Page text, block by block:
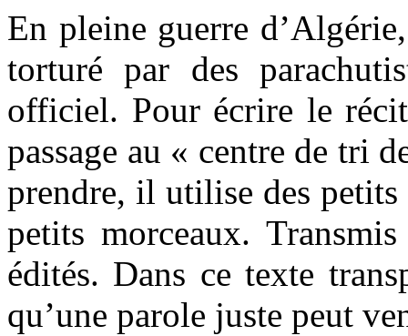
En pleine guerre
torturé par des
officiel. Pour écrire le
passage au « centre de tri
prendre, il utilise des
petits morceaux.
édités. Dans ce texte
qu’une parole juste peut